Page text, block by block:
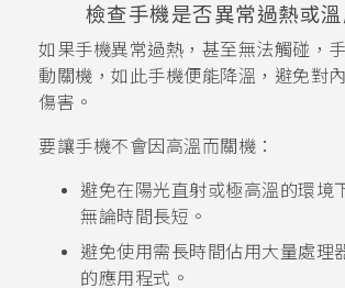
檢查手機是否異常過熱或
如果手機異常過熱，甚至無法觸碰，
動關機，如此手機便能降溫，避免對
傷害。
要讓手機不會因高溫而關機：
避免在陽光直射或極高溫的環境
無論時間長短。
避免使用需長時間佔用大量處理
的應用程式。